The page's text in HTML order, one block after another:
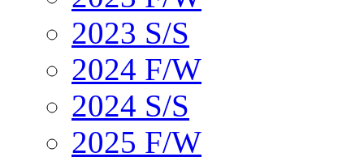
2023 S/S
2024 F/W
2024 S/S
2025 F/W